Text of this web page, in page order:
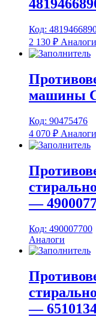
Код:
2 130 ₽ Аналоги
машины
Код: 90475476
4 070 ₽ Аналоги
—
Код: 490007700
Аналоги
—